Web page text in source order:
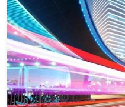
认证体现价值的时候，
做ISO9001认证的根本原